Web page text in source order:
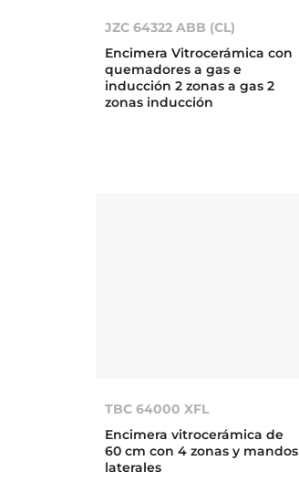
JZC 64322 ABB (CL)
Encimera Vitrocerámica con
quemadores a gas e
inducción 2 zonas a gas 2
zonas inducción
TBC 64000 XFL
Encimera vitrocerámica de
60 cm con 4 zonas y mandos
laterales